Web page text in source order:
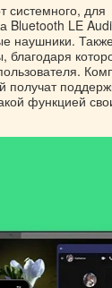
системного, для
Bluetooth LE
наушники.
благодаря
получат
функцией